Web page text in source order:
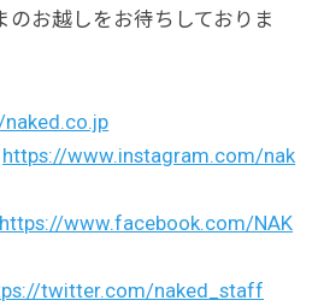
のお越しをお待ちしておりま
https://www.instagram.com/nak
https://www.facebook.com/NAK
twitter.com/naked_staff